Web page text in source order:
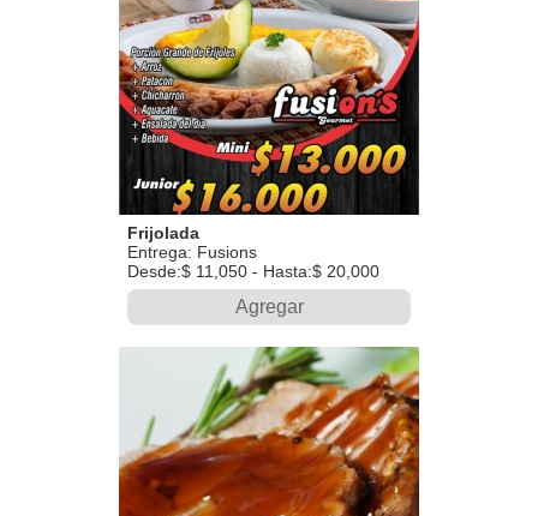
Frijolada
Entrega: Fusions
Desde:$ 11,050 - Hasta:$ 20,000
Agregar